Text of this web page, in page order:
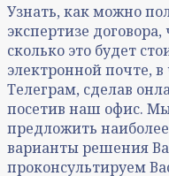
Узнать, как можно
экспертизе
сколько это будет
электронной почте, в
Телеграм, сделав
посетив наш офис.
предложить
варианты решения
проконсультируем